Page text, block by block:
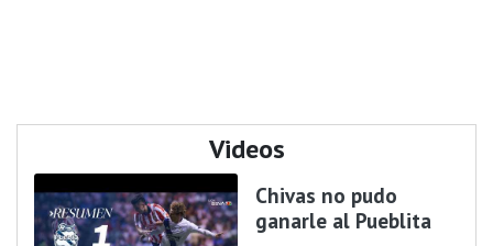
Videos
Chivas no pudo
ganarle al Pueblita